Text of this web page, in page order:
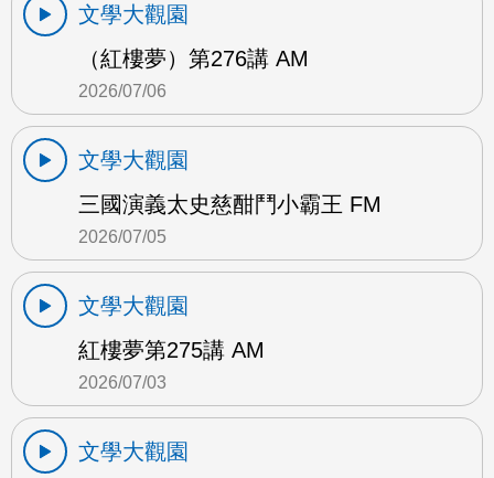
文學大觀園
（紅樓夢）第276講 AM
2026/07/06
文學大觀園
三國演義太史慈酣鬥小霸王 FM
2026/07/05
文學大觀園
紅樓夢第275講 AM
2026/07/03
文學大觀園